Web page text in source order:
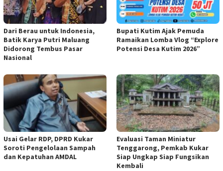
Dari Berau untuk Indonesia,
Batik Karya Putri Maluang
Didorong Tembus Pasar
Nasional
Bupati Kutim Ajak Pemuda
Ramaikan Lomba Vlog “Explore
Potensi Desa Kutim 2026”
Usai Gelar RDP, DPRD Kukar
Soroti Pengelolaan Sampah
dan Kepatuhan AMDAL
Evaluasi Taman Miniatur
Tenggarong, Pemkab Kukar
Siap Ungkap Siap Fungsikan
Kembali